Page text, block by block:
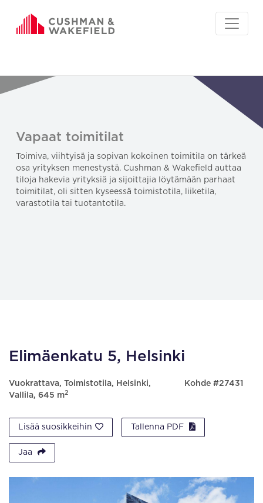
Vapaat toimitilat
Toimiva, viihtyisä ja sopivan kokoinen toimitila on tärkeä
osa yrityksen menestystä. Cushman & Wakefield auttaa
tiloja hakevia yrityksiä ja sijoittajia löytämään parhaat
toimitilat, oli sitten kyseessä toimistotila, liiketila,
varastotila tai tuotantotila.
Elimäenkatu 5, Helsinki
Vuokrattava, Toimistotila, Helsinki,
Vallila, 645 m2
Kohde #27431
Lisää suosikkeihin Tallenna PDF
Jaa